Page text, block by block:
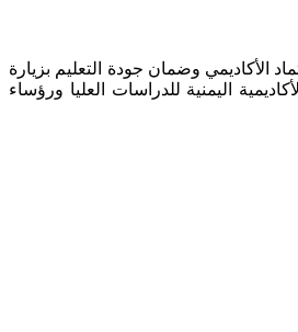
الأكاديمي وضمان جودة التعليم بزيارة
– رئيس الأكاديمية اليمنية للدراسات العليا ورؤساء